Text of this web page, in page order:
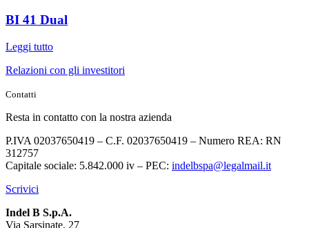
BI 41 Dual
Leggi tutto
Relazioni con gli investitori
Contatti
Resta in contatto con la nostra azienda
P.IVA 02037650419 – C.F. 02037650419 – Numero REA: RN
312757
Capitale sociale: 5.842.000 iv – PEC: indelbspa@legalmail.it
Scrivici
Indel B S.p.A.
Via Sarsinate, 27